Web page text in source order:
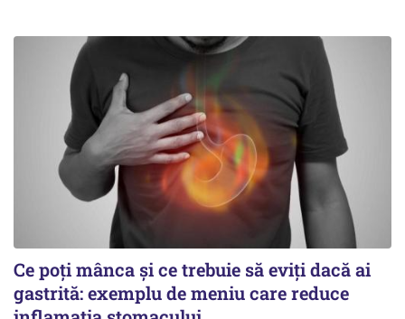
Ce poți mânca și ce trebuie să eviți dacă ai
gastrită: exemplu de meniu care reduce